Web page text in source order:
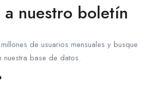
nuestro boletín
de usuarios mensuales y busque
nuestra base de datos.